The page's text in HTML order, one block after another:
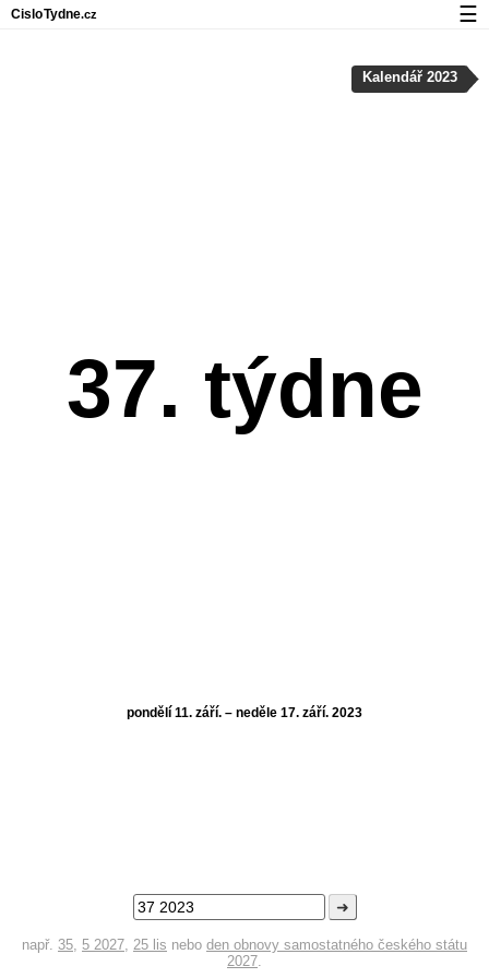
37. týdne
pondělí 11. září. – neděle 17. září. 2023
➜
např. 35, 5 2027, 25 lis nebo den obnovy samostatného českého státu
2027.
Kalendář 2023
CisloTydne.cz ☰